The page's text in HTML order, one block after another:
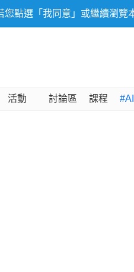
點選「我同意」或繼續瀏覽
活動 討論區 課程